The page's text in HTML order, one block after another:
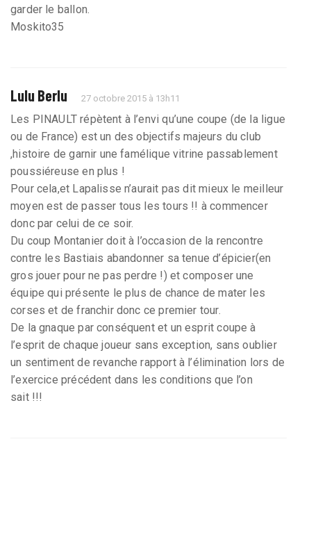
garder le ballon.
Moskito35
Lulu Berlu 27 octobre 2015 à 13h11
Les PINAULT répètent à l’envi qu’une coupe (de la ligue
ou de France) est un des objectifs majeurs du club
,histoire de garnir une famélique vitrine passablement
poussiéreuse en plus !
Pour cela,et Lapalisse n’aurait pas dit mieux le meilleur
moyen est de passer tous les tours !! à commencer
donc par celui de ce soir.
Du coup Montanier doit à l’occasion de la rencontre
contre les Bastiais abandonner sa tenue d’épicier(en
gros jouer pour ne pas perdre !) et composer une
équipe qui présente le plus de chance de mater les
corses et de franchir donc ce premier tour.
De la gnaque par conséquent et un esprit coupe à
l’esprit de chaque joueur sans exception, sans oublier
un sentiment de revanche rapport à l’élimination lors de
l’exercice précédent dans les conditions que l’on
sait !!!